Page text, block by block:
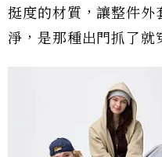
挺度的材質，讓整件外
淨，是那種出門抓了就